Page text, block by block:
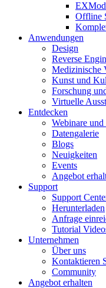
Offline
Anwendungen
Design
Reverse
Medizinische
Kunst und
Forschung
Virtuelle
Entdecken
Webinare und
Datengalerie
Blogs
Neuigkeiten
Events
Angebot
Support
Support
Herunterladen
Anfrage
Tutorial
Unternehmen
Über uns
Kontaktieren
Community
Angebot erhalten